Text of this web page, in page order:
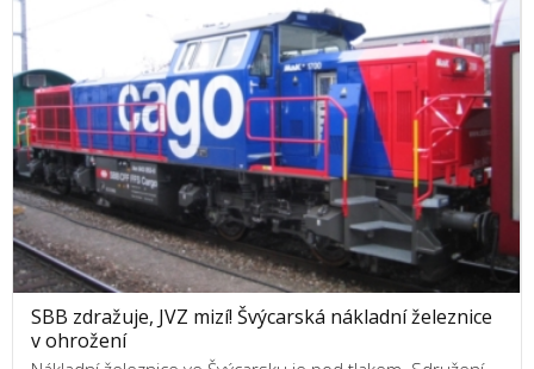
SBB zdražuje, JVZ mizí! Švýcarská nákladní železnice
v ohrožení